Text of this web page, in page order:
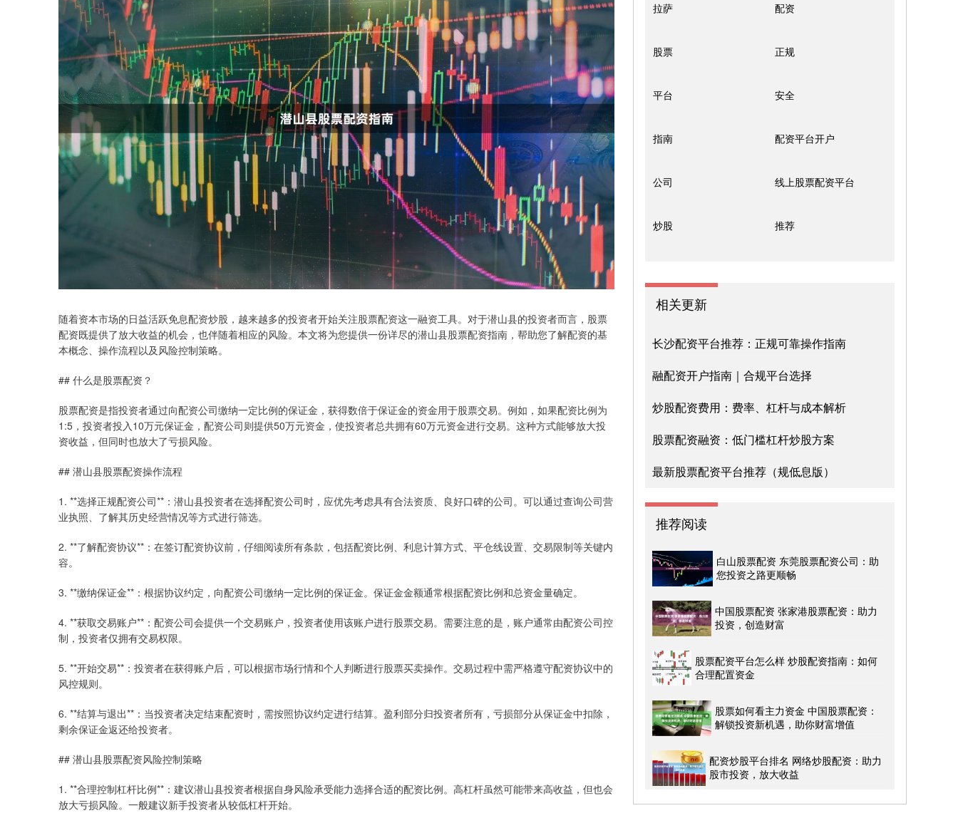
随着资本市场的日益活跃免息配资炒股，越来越多的投资者开始关注股票配资这一融资工具。对于潜山县的投资者而言，股票
配资既提供了放大收益的机会，也伴随着相应的风险。本文将为您提供一份详尽的潜山县股票配资指南，帮助您了解配资的基
本概念、操作流程以及风险控制策略。
## 什么是股票配资？
股票配资是指投资者通过向配资公司缴纳一定比例的保证金，获得数倍于保证金的资金用于股票交易。例如，如果配资比例为
1:5，投资者投入10万元保证金，配资公司则提供50万元资金，使投资者总共拥有60万元资金进行交易。这种方式能够放大投
资收益，但同时也放大了亏损风险。
## 潜山县股票配资操作流程
1. **选择正规配资公司**：潜山县投资者在选择配资公司时，应优先考虑具有合法资质、良好口碑的公司。可以通过查询公司营
业执照、了解其历史经营情况等方式进行筛选。
2. **了解配资协议**：在签订配资协议前，仔细阅读所有条款，包括配资比例、利息计算方式、平仓线设置、交易限制等关键内
容。
3. **缴纳保证金**：根据协议约定，向配资公司缴纳一定比例的保证金。保证金金额通常根据配资比例和总资金量确定。
4. **获取交易账户**：配资公司会提供一个交易账户，投资者使用该账户进行股票交易。需要注意的是，账户通常由配资公司控
制，投资者仅拥有交易权限。
5. **开始交易**：投资者在获得账户后，可以根据市场行情和个人判断进行股票买卖操作。交易过程中需严格遵守配资协议中的
风控规则。
6. **结算与退出**：当投资者决定结束配资时，需按照协议约定进行结算。盈利部分归投资者所有，亏损部分从保证金中扣除，
剩余保证金返还给投资者。
## 潜山县股票配资风险控制策略
1. **合理控制杠杆比例**：建议潜山县投资者根据自身风险承受能力选择合适的配资比例。高杠杆虽然可能带来高收益，但也会
放大亏损风险。一般建议新手投资者从较低杠杆开始。
拉萨 配资
股票 正规
平台 安全
指南 配资平台开户
公司 线上股票配资平台
炒股 推荐
相关更新
长沙配资平台推荐：正规可靠操作指南
融配资开户指南｜合规平台选择
炒股配资费用：费率、杠杆与成本解析
股票配资融资：低门槛杠杆炒股方案
最新股票配资平台推荐（规低息版）
推荐阅读
白山股票配资 东莞股票配资公司：助
您投资之路更顺畅
中国股票配资 张家港股票配资：助力
投资，创造财富
股票配资平台怎么样 炒股配资指南：如何
合理配置资金
股票如何看主力资金 中国股票配资：
解锁投资新机遇，助你财富增值
配资炒股平台排名 网络炒股配资：助力
股市投资，放大收益